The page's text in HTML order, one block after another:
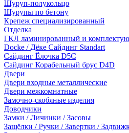
Шуруп-полукольцо
Шурупы по бетону
Крепеж специализированный
Отделка
ГКЛ ламинированный и
Docke / Дёке Сайдинг Standart
Сайдинг Ёлочка D5C
Сайдинг Корабельный брус D4D
Двери
Двери входные металлические
Двери межкомнатные
Замочно-скобяные изделия
Доводчики
Замки / Личинки / Засовы
Защёлки / Ручки / Завертки /